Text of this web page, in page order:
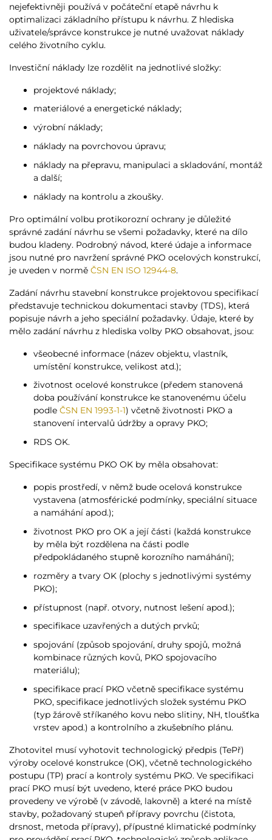
nejefektivněji používá v počáteční etapě návrhu k
optimalizaci základního přístupu k návrhu. Z hlediska
uživatele/správce konstrukce je nutné uvažovat náklady
celého životního cyklu.
Investiční náklady lze rozdělit na jednotlivé složky:
projektové náklady;
materiálové a energetické náklady;
výrobní náklady;
náklady na povrchovou úpravu;
náklady na přepravu, manipulaci a skladování, montáž
a další;
náklady na kontrolu a zkoušky.
Pro optimální volbu protikorozní ochrany je důležité
správné zadání návrhu se všemi požadavky, které na dílo
budou kladeny. Podrobný návod, které údaje a informace
jsou nutné pro navržení správné PKO ocelových konstrukcí,
je uveden v normě ČSN EN ISO 12944-8.
Zadání návrhu stavební konstrukce projektovou specifikací
představuje technickou dokumentaci stavby (TDS), která
popisuje návrh a jeho speciální požadavky. Údaje, které by
mělo zadání návrhu z hlediska volby PKO obsahovat, jsou:
všeobecné informace (název objektu, vlastník,
umístění konstrukce, velikost atd.);
životnost ocelové konstrukce (předem stanovená
doba používání konstrukce ke stanovenému účelu
podle ČSN EN 1993-1-1) včetně životnosti PKO a
stanovení intervalů údržby a opravy PKO;
RDS OK.
Specifikace systému PKO OK by měla obsahovat:
popis prostředí, v němž bude ocelová konstrukce
vystavena (atmosférické podmínky, speciální situace
a namáhání apod.);
životnost PKO pro OK a její části (každá konstrukce
by měla být rozdělena na části podle
předpokládaného stupně korozního namáhání);
rozměry a tvary OK (plochy s jednotlivými systémy
PKO);
přístupnost (např. otvory, nutnost lešení apod.);
specifikace uzavřených a dutých prvků;
spojování (způsob spojování, druhy spojů, možná
kombinace různých kovů, PKO spojovacího
materiálu);
specifikace prací PKO včetně specifikace systému
PKO, specifikace jednotlivých složek systému PKO
(typ žárově stříkaného kovu nebo slitiny, NH, tloušťka
vrstev apod.) a kontrolního a zkušebního plánu.
Zhotovitel musí vyhotovit technologický předpis (TePř)
výroby ocelové konstrukce (OK), včetně technologického
postupu (TP) prací a kontroly systému PKO. Ve specifikaci
prací PKO musí být uvedeno, které práce PKO budou
provedeny ve výrobě (v závodě, lakovně) a které na místě
stavby, požadovaný stupeň přípravy povrchu (čistota,
drsnost, metoda přípravy), přípustné klimatické podmínky